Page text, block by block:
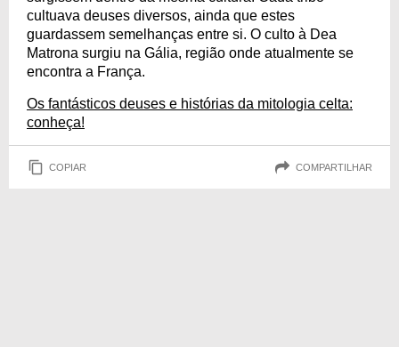
cultuava deuses diversos, ainda que estes
guardassem semelhanças entre si. O culto à Dea
Matrona surgiu na Gália, região onde atualmente se
encontra a França.
Os fantásticos deuses e histórias da mitologia celta:
conheça!
COPIAR COMPARTILHAR